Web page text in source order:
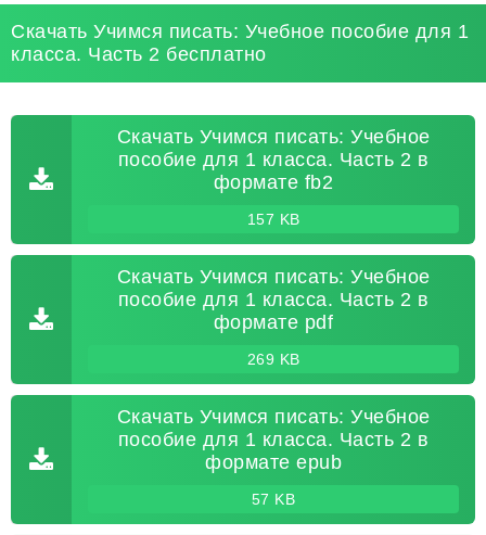
Скачать Учимся писать: Учебное пособие для 1
класса. Часть 2 бесплатно
Скачать Учимся писать: Учебное
пособие для 1 класса. Часть 2 в
формате fb2
157 KB
Скачать Учимся писать: Учебное
пособие для 1 класса. Часть 2 в
формате pdf
269 KB
Скачать Учимся писать: Учебное
пособие для 1 класса. Часть 2 в
формате epub
57 KB